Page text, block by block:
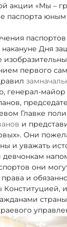
акции «Мы –
паспорта
паспортов
Дня
первого
генерал-
Главке
и
Они
и уважать
они
и
Конституцией,